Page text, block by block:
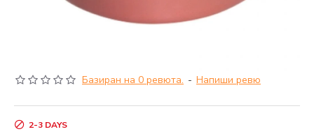
Базиран на 0 ревюта. - Напиши ревю
2-3 DAYS